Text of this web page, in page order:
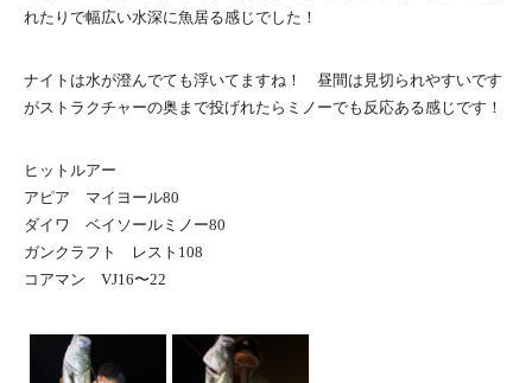
れたりで幅広い水深に魚居る感じでした！
ナイトは水が澄んでても浮いてますね！ 昼間は見切られやすいです
がストラクチャーの奥まで投げれたらミノーでも反応ある感じです！
ヒットルアー
アピア マイヨール80
ダイワ ベイソールミノー80
ガンクラフト レスト108
コアマン VJ16〜22